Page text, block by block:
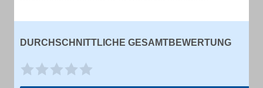
DURCHSCHNITTLICHE GESAMTBEWERTUNG